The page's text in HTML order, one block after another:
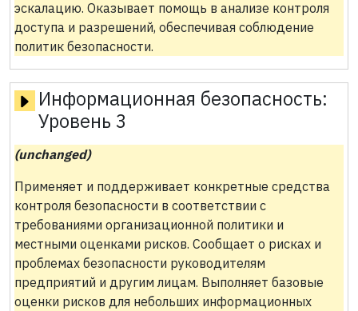
эскалацию. Оказывает помощь в анализе контроля
доступа и разрешений, обеспечивая соблюдение
политик безопасности.
Информационная безопасность:
Уровень 3
(unchanged)
Применяет и поддерживает конкретные средства
контроля безопасности в соответствии с
требованиями организационной политики и
местными оценками рисков. Сообщает о рисках и
проблемах безопасности руководителям
предприятий и другим лицам. Выполняет базовые
оценки рисков для небольших информационных